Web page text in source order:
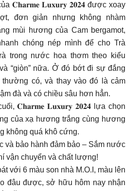
𝐂𝐡𝐚𝐫𝐦𝐞 𝐋𝐮𝐱𝐮𝐫𝐲 𝟐𝟎𝟐𝟒 được xoay
đơn giản nhưng không nhàm
mùi hương của Cam bergamot,
chóng nép mình để cho Trà
trong nước hoa thơm theo kiểu
“giòn” nữa. Ở đó bớt đi sự đắng
thường có, và thay vào đó là cảm
đà và có chiều sâu hơn hẳn.
𝐂𝐡𝐚𝐫𝐦𝐞 𝐋𝐮𝐱𝐮𝐫𝐲 𝟐𝟎𝟐𝟒 lựa chọn
của xạ hương trắng cùng hương
không quá khô cứng.
và bảo hành đảm bảo – Sắm nước
vận chuyển và chất lượng!
với 6 màu son nhà M.O.I, màu lên
đâu được, sở hữu hôm nay nhận